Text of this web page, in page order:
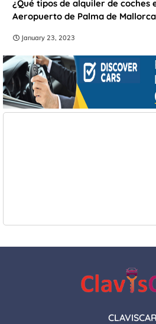
¿Qué tipos de alquiler de coches
Aeropuerto de Palma de
January 23, 2023
CLAVISCAR